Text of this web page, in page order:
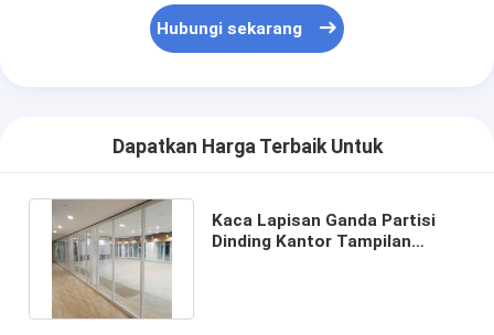
Hubungi sekarang
Dapatkan Harga Terbaik Untuk
Kaca Lapisan Ganda Partisi
Dinding Kantor Tampilan